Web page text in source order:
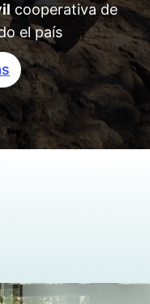
cooperativa de
el país